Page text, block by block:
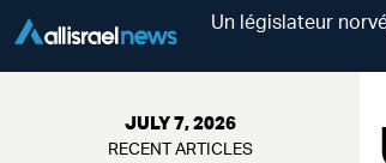
Un législateur
JULY 7, 2026
RECENT ARTICLES